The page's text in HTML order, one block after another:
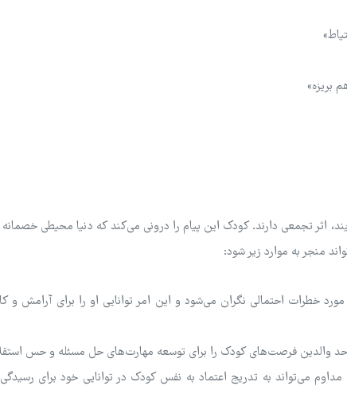
بریزه»
اثر تجمعی دارند. کودک این پیام را درونی می‌کند که دنیا محیطی
منجر به موارد زیر شود:
خطرات احتمالی نگران می‌شود و این امر توانایی او را برای
والدین فرصت‌های کودک را برای توسعه مهارت‌های حل مسئله و حس
می‌تواند به تدریج اعتماد به نفس کودک در توانایی خود برای